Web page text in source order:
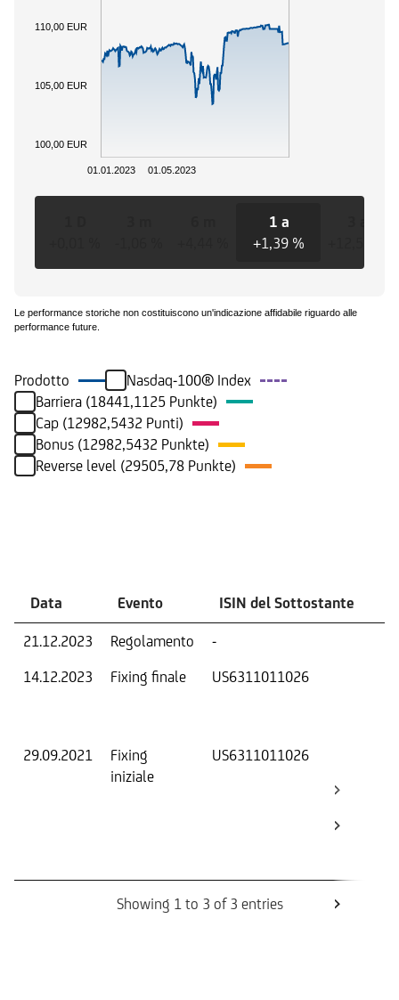
01.01.2023 01.05.2023
100,00 EUR
105,00 EUR
110,00 EUR
1 a
+1,39 %
Le performance storiche non costituiscono un'indicazione affidabile riguardo alle
performance future.
Prodotto
Nasdaq-100® Index
Barriera (18441,1125 Punkte)
Cap (12982,5432 Punti)
Bonus (12982,5432 Punkte)
Reverse level (29505,78 Punkte)
Data Evento ISIN del Sottostante
21.12.2023 Regolamento -
14.12.2023
Fixing finale US6311011026
29.09.2021
Fixing
iniziale
US6311011026
Showing 1 to 3 of 3 entries